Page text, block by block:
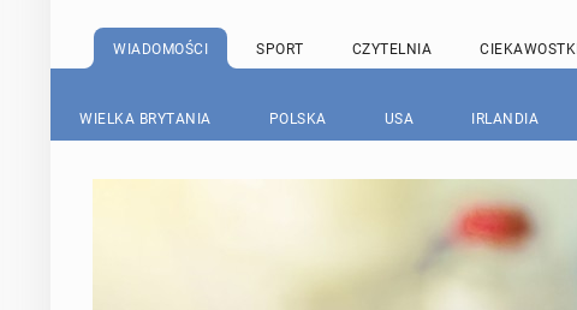
WIADOMOŚCI SPORT CZYTELNIA CIEKAWOSTKI
WIELKA BRYTANIA POLSKA USA IRLANDIA